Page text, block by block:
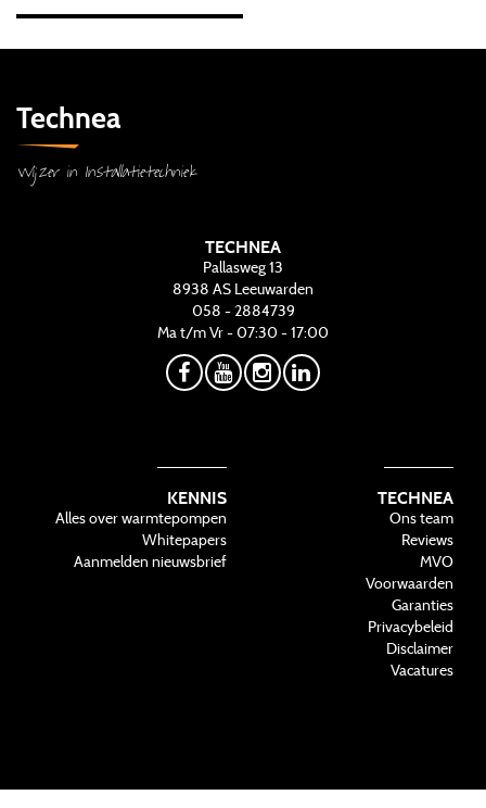
Technea
Wijzer in Installatietechniek
TECHNEA
Pallasweg 13
8938 AS Leeuwarden
058 - 2884739
Ma t/m Vr - 07:30 - 17:00
KENNIS
Alles over warmtepompen
Whitepapers
Aanmelden nieuwsbrief
TECHNEA
Ons team
Reviews
MVO
Voorwaarden
Garanties
Privacybeleid
Disclaimer
Vacatures